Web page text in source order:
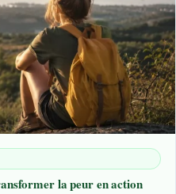
la peur en action